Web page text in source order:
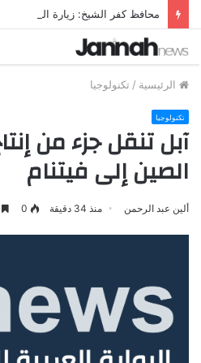
الرئيسية / تكنولوجيا
تكنولوجيا
آبل تنقل جزء من
الصين إلى فيتنام
ألين عبد الرحمن منذ 34 دقيقة 0